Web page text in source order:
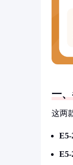
一
这两
E5-
E5-